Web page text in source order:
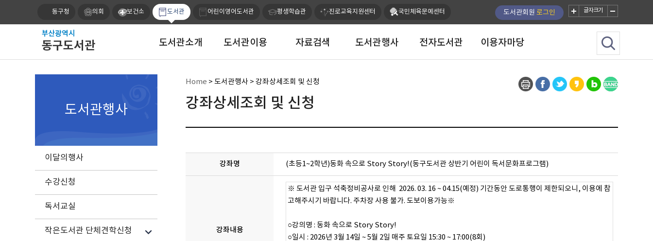
동구청 의회 보건소 도서관 어린이영어도서관 평생학습관 진로교육지원센터 국민체육문예센터 도서관회원 로그인 글자크기
도서관소개 도서관이용 자료검색 도서관행사 전자도서관 이용자마당
도서관행사
이달의행사
수강신청
독서교실
작은도서관 단체견학신청
Home > 도서관행사 > 강좌상세조회 및 신청
강좌상세조회 및 신청
강좌명 (초등1~2학년)동화 속으로 Story Story!(동구도서관 상반기 어린이 독서문화프로그램)
강좌내용